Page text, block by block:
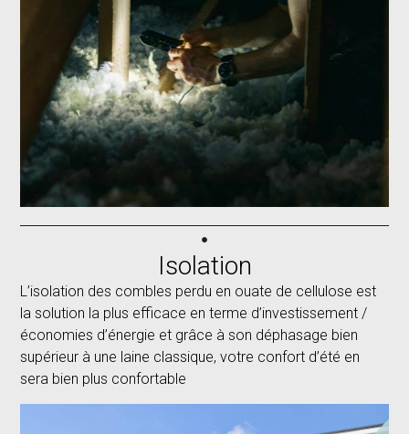
Isolation
L’isolation des combles perdu en ouate de cellulose est
la solution la plus efficace en terme d’investissement /
économies d’énergie et grâce à son déphasage bien
supérieur à une laine classique, votre confort d’été en
sera bien plus confortable